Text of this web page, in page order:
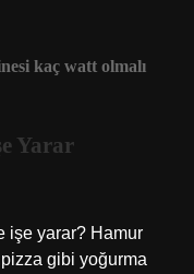
kaç watt olmalı
Yarar
işe yarar? Hamur
gibi yoğurma